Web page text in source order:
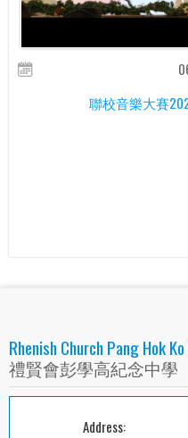
聯校音樂大賽
Rhenish Church Pang Hok
禮賢會彭學高紀念中學
Address: